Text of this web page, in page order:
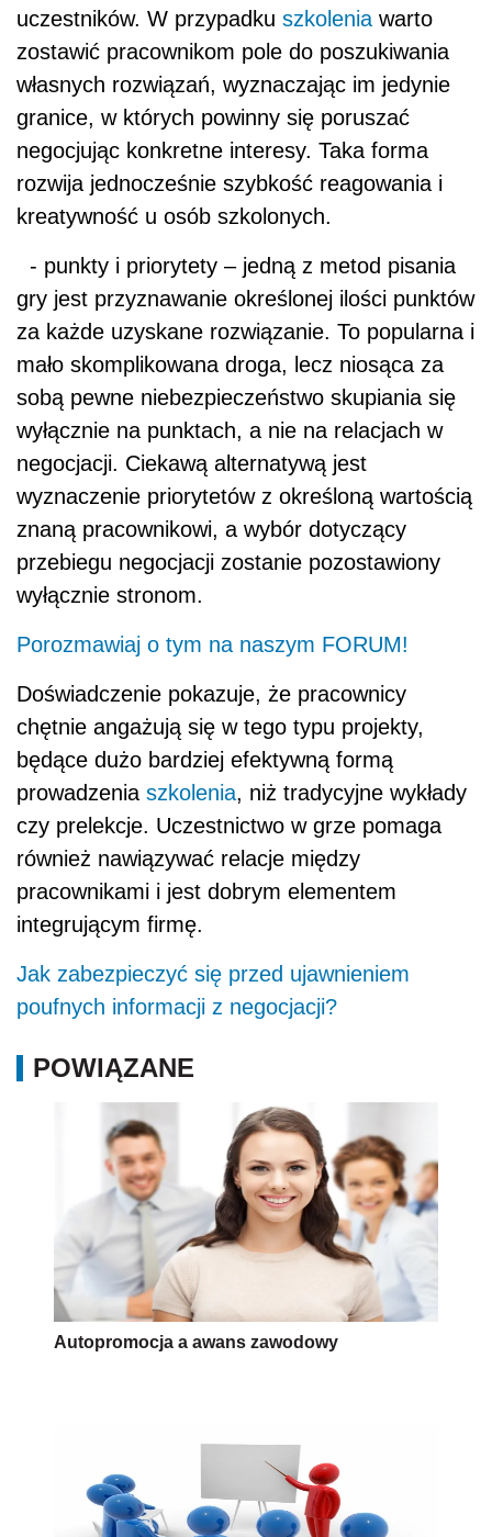
uczestników. W przypadku szkolenia warto
zostawić pracownikom pole do poszukiwania
własnych rozwiązań, wyznaczając im jedynie
granice, w których powinny się poruszać
negocjując konkretne interesy. Taka forma
rozwija jednocześnie szybkość reagowania i
kreatywność u osób szkolonych.
- punkty i priorytety – jedną z metod pisania
gry jest przyznawanie określonej ilości punktów
za każde uzyskane rozwiązanie. To popularna i
mało skomplikowana droga, lecz niosąca za
sobą pewne niebezpieczeństwo skupiania się
wyłącznie na punktach, a nie na relacjach w
negocjacji. Ciekawą alternatywą jest
wyznaczenie priorytetów z określoną wartością
znaną pracownikowi, a wybór dotyczący
przebiegu negocjacji zostanie pozostawiony
wyłącznie stronom.
Porozmawiaj o tym na naszym FORUM!
Doświadczenie pokazuje, że pracownicy
chętnie angażują się w tego typu projekty,
będące dużo bardziej efektywną formą
prowadzenia szkolenia, niż tradycyjne wykłady
czy prelekcje. Uczestnictwo w grze pomaga
również nawiązywać relacje między
pracownikami i jest dobrym elementem
integrującym firmę.
Jak zabezpieczyć się przed ujawnieniem
poufnych informacji z negocjacji?
POWIĄZANE
Autopromocja a awans zawodowy